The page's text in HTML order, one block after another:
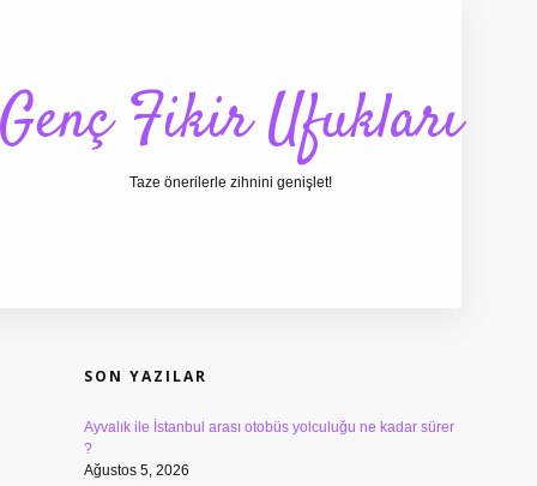
Genç Fikir Ufukları
Taze önerilerle zihnini genişlet!
SON YAZILAR
Ayvalık ile İstanbul arası otobüs yolculuğu ne kadar sürer
?
Ağustos 5, 2026